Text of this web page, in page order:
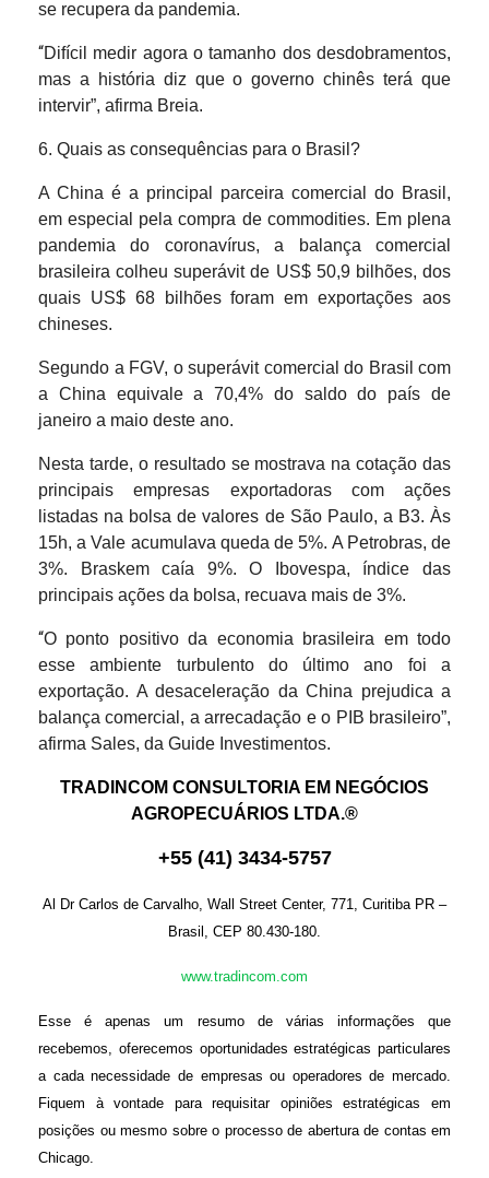
se recupera da pandemia.
“Difícil medir agora o tamanho dos desdobramentos,
mas a história diz que o governo chinês terá que
intervir”, afirma Breia.
6. Quais as consequências para o Brasil?
A China é a principal parceira comercial do Brasil,
em especial pela compra de commodities. Em plena
pandemia do coronavírus, a balança comercial
brasileira colheu superávit de US$ 50,9 bilhões, dos
quais US$ 68 bilhões foram em exportações aos
chineses.
Segundo a FGV, o superávit comercial do Brasil com
a China equivale a 70,4% do saldo do país de
janeiro a maio deste ano.
Nesta tarde, o resultado se mostrava na cotação das
principais empresas exportadoras com ações
listadas na bolsa de valores de São Paulo, a B3. Às
15h, a Vale acumulava queda de 5%. A Petrobras, de
3%. Braskem caía 9%. O Ibovespa, índice das
principais ações da bolsa, recuava mais de 3%.
“O ponto positivo da economia brasileira em todo
esse ambiente turbulento do último ano foi a
exportação. A desaceleração da China prejudica a
balança comercial, a arrecadação e o PIB brasileiro”,
afirma Sales, da Guide Investimentos.
TRADINCOM CONSULTORIA EM NEGÓCIOS
AGROPECUÁRIOS LTDA.®
+55 (41) 3434-5757
Al Dr Carlos de Carvalho, Wall Street Center, 771, Curitiba PR –
Brasil, CEP 80.430-180.
www.tradincom.com
Esse é apenas um resumo de várias informações que
recebemos, oferecemos oportunidades estratégicas particulares
a cada necessidade de empresas ou operadores de mercado.
Fiquem à vontade para requisitar opiniões estratégicas em
posições ou mesmo sobre o processo de abertura de contas em
Chicago.